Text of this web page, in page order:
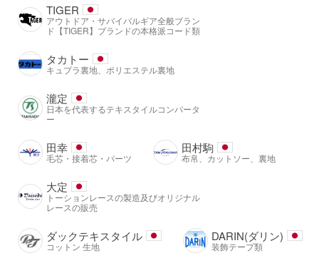
TIGER
アウトドア・サバイバルギア全般ブラン
ド【TIGER】ブランドの本格派コード類
タカトー
キュプラ裏地、ポリエステル裏地
瀧定
日本を代表するテキスタイルコンバータ
ー
田幸
毛芯・接着芯・パーツ
田村駒
布帛、カットソー、裏地
大定
トーションレースの製造及びオリジナル
レースの販売
ダックテキスタイル
コットン 生地
DARIN(ダリン)
装飾テープ類